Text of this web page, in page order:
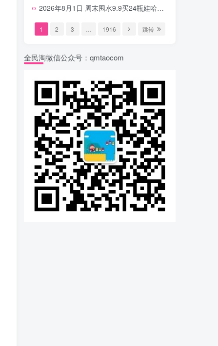
2026年8月1日 周末囤水9.9买24瓶娃哈哈，建行100元京东券，移动5元话费，麦当劳甜筒，交行立减金等
1 2 3 1916 跳转
全民淘微信公众号：qmtaocom